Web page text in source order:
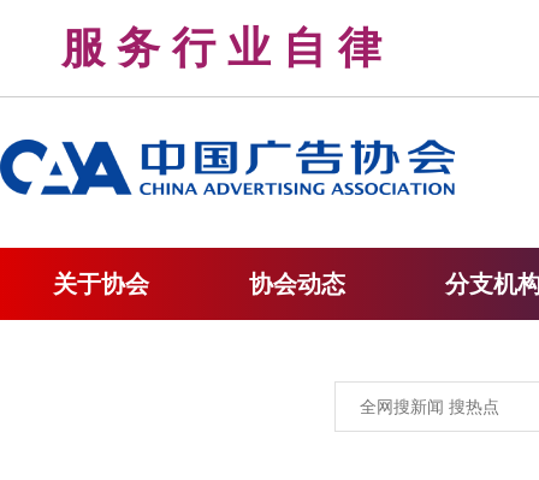
服 务 行 业 自 律
关于协会 协会动态 分支机